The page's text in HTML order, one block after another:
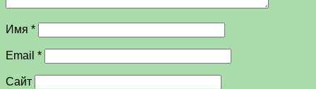
Имя *
Email *
Сайт